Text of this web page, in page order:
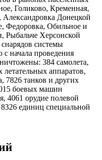
Голиково, Кременная,
Донецкой
Федоровка, Обильное и
Рыбальче Херсонской
системы
начала проведения
384 самолета,
летательных аппаратов,
7826 танков и других
боевых машин
4061 орудие полевой
единиц специальной